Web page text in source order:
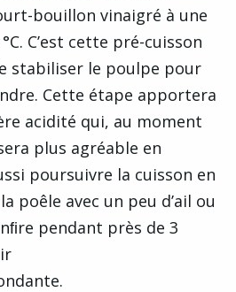
bouillon vinaigré à une
C’est cette pré-cuisson
stabiliser le poulpe pour
Cette étape apportera
acidité qui, au moment
plus agréable en
poursuivre la cuisson en
poêle avec un peu d’ail ou
pendant près de 3